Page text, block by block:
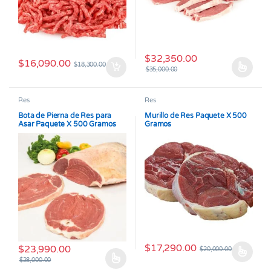
$16,090.00 $18,300.00 $32,350.00
$35,000.00
Este producto tiene múltiples
Res
Bota de Pierna de Res para
Asar Paquete X 500 Gramos
$23,990.00
$28,000.00
Este producto tiene múltiples variantes. Las opciones se
Res
Murillo de Res Paquete X 500
Gramos
$17,290.00 $20,000.00